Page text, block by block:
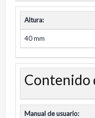
Altura:
40 mm
Contenido
Manual de usuario: